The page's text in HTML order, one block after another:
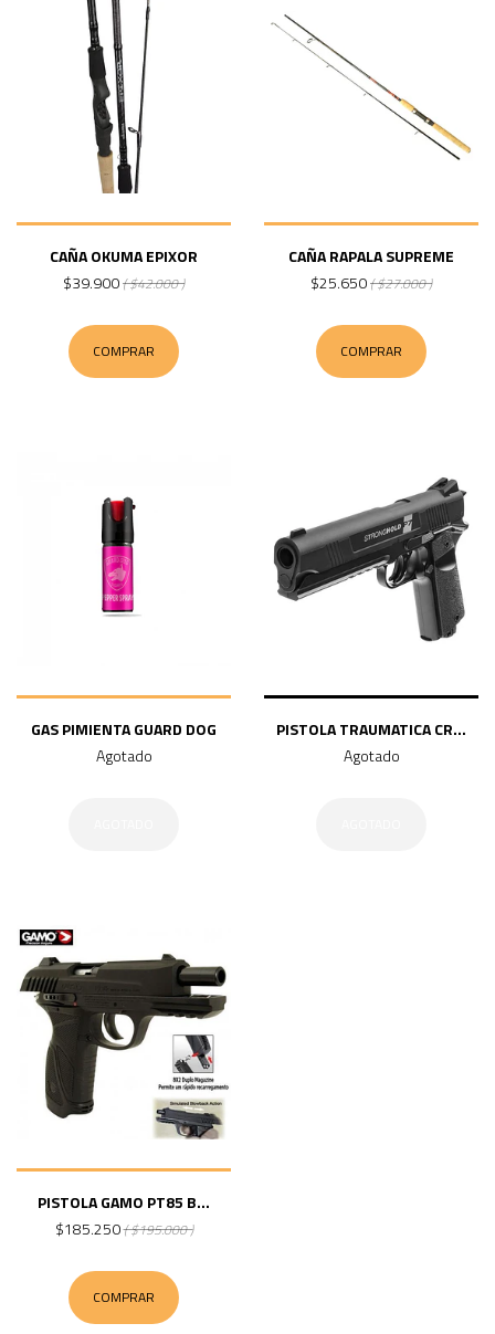
CAÑA OKUMA EPIXOR
$39.900( $42.000 )
COMPRAR
CAÑA RAPALA SUPREME
$25.650( $27.000 )
COMPRAR
GAS PIMIENTA GUARD DOG
Agotado
PISTOLA TRAUMATICA CR...
Agotado
PISTOLA GAMO PT85 B...
$185.250( $195.000 )
COMPRAR